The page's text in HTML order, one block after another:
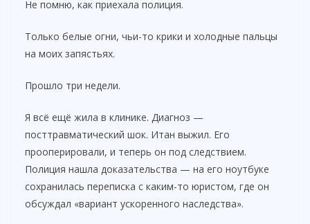
Не помню, как приехала полиция.
Только белые огни, чьи-то крики и холодные пальцы
на моих запястьях.
Прошло три недели.
Я всё ещё жила в клинике. Диагноз —
посттравматический шок. Итан выжил. Его
прооперировали, и теперь он под следствием.
Полиция нашла доказательства — на его ноутбуке
сохранилась переписка с каким-то юристом, где он
обсуждал «вариант ускоренного наследства».